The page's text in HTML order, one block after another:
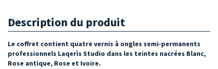
Description du produit
Le coffret contient quatre vernis à ongles semi-permanents
professionnels Laqerìs Studio dans les teintes nacrées Blanc,
Rose antique, Rose et Ivoire.